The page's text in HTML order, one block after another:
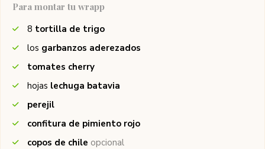
Para montar tu wrapp
8 tortilla de trigo
los garbanzos aderezados
tomates cherry
hojas lechuga batavia
perejil
confitura de pimiento rojo
copos de chile opcional